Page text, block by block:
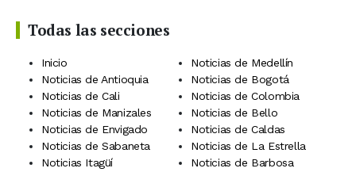
Todas las secciones
Inicio
Noticias de Medellín
Noticias de Antioquia
Noticias de Bogotá
Noticias de Cali
Noticias de Colombia
Noticias de Manizales
Noticias de Bello
Noticias de Envigado
Noticias de Caldas
Noticias de Sabaneta
Noticias de La Estrella
Noticias Itagüí
Noticias de Barbosa